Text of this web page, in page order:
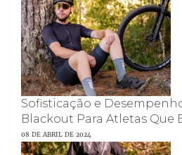
Sofisticação e
Blackout Para Atletas Que
08 DE ABRIL DE 2024